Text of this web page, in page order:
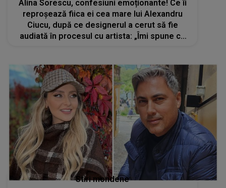
Alina Sorescu, confesiuni emoționante! Ce îi
reproșează fiica ei cea mare lui Alexandru
Ciucu, după ce designerul a cerut să fie
audiată în procesul cu artista: „Îmi spune că
Stiri mondene